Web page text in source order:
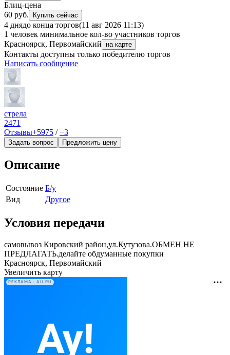
Блиц-цена
60 руб.
Купить сейчас
4 днядо конца торгов(11 авг 2026 11:13)
1 человек минимальное кол-во участников торгов
Красноярск, Первомайский
на карте
Контакты доступны только победителю торгов
Написать сообщение
стрела
2471
Отзывы+5975 /−3
Задать вопрос Предложить цену
Описание
Состояние Б/у
Вид
Другое
Условия передачи
самовывоз Кировский район,ул.Кутузова.ОБМЕН НЕ
ПРЕДЛАГАТЬ.делайте обдуманные покупки
Красноярск, Первомайский
Увеличить карту
РЕКЛАМА • AU.RU